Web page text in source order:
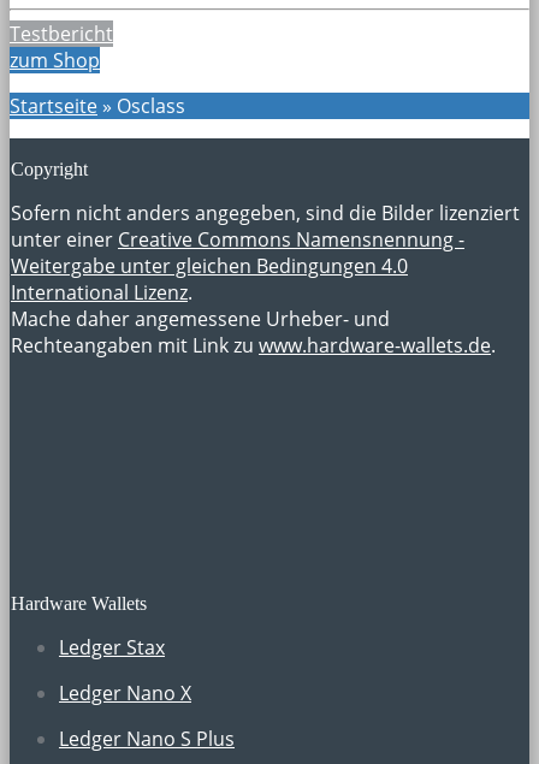
Testbericht
zum Shop
Startseite» Osclass
Copyright
Sofern nicht anders angegeben, sind die Bilder lizenziert
unter einer Creative Commons Namensnennung -
Weitergabe unter gleichen Bedingungen 4.0
International Lizenz.
Mache daher angemessene Urheber- und
Rechteangaben mit Link zu www.hardware-wallets.de.
Hardware Wallets
Ledger Stax
Ledger Nano X
Ledger Nano S Plus